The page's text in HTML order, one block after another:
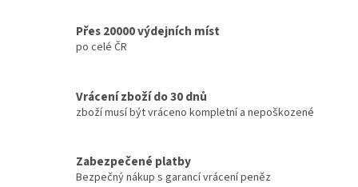
i
s
Přes 20000 výdejních míst
po celé ČR
Vrácení zboží do 30 dnů
zboží musí být vráceno kompletní a nepoškozené
Zabezpečené platby
Bezpečný nákup s garancí vrácení peněz